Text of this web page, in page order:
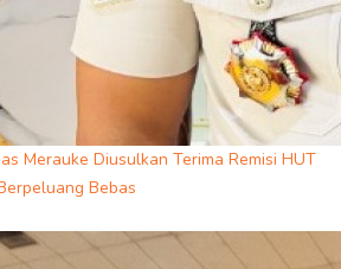
Merauke Diusulkan Terima Remisi HUT
Bebas